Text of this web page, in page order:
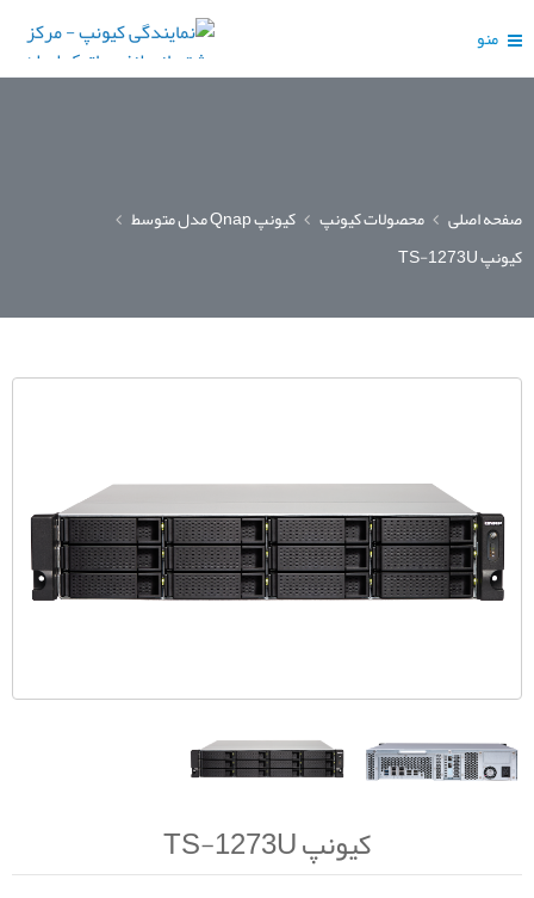
منو
صفحه اصلی محصولات کیونپ
کیونپ Qnap مدل متوسط
کیونپ TS-1273U
کیونپ TS-1273U